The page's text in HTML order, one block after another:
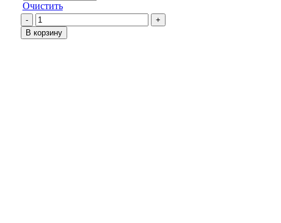
Очистить
Количество
товара
Шторм
В корзину